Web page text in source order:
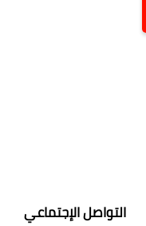
التواصل الإجتماعي